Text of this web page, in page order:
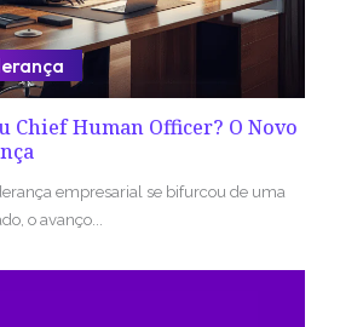
Chief Human Officer? O Novo
empresarial se bifurcou de uma
o avanço...